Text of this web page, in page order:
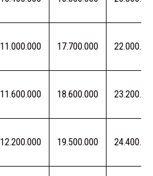
11.000.000 17.700.000
11.600.000 18.600.000
12.200.000 19.500.000